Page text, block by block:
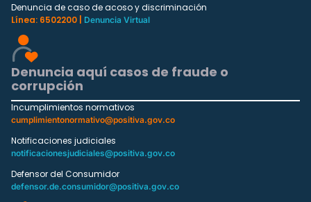
Denuncia de caso de acoso y discriminación
Línea: 6502200 |
Denuncia Virtual
Denuncia aquí casos de fraude o
corrupción
Incumplimientos normativos
cumplimientonormativo@positiva.gov.co
Notificaciones judiciales
notificacionesjudiciales@positiva.gov.co
Defensor del Consumidor
defensor.de.consumidor@positiva.gov.co